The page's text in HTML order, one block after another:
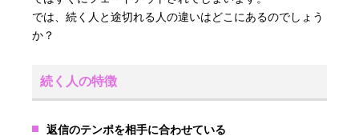
では、続く人と途切れる人の違いはどこにあるのでしょう
か？
続く人の特徴
返信のテンポを相手に合わせている